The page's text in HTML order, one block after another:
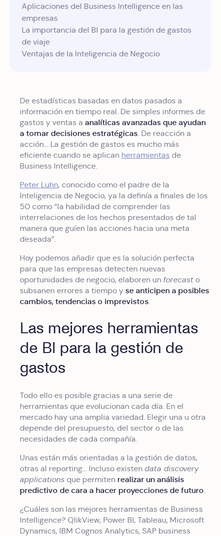
Aplicaciones del Business Intelligence en las
empresas
La importancia del BI para la gestión de gastos
de viaje
Ventajas de la Inteligencia de Negocio
De estadísticas basadas en datos pasados a
información en tiempo real. De simples informes de
gastos y ventas a analíticas avanzadas que ayudan
a tomar decisiones estratégicas. De reacción a
acción... La gestión de gastos es mucho más
eficiente cuando se aplican herramientas de
Business Intelligence.
Peter Luhn, conocido como el padre de la
Inteligencia de Negocio, ya la definía a finales de los
50 como “la habilidad de comprender las
interrelaciones de los hechos presentados de tal
manera que guíen las acciones hacia una meta
deseada”.
Hoy podemos añadir que es la solución perfecta
para que las empresas detecten nuevas
oportunidades de negocio, elaboren un forecast o
subsanen errores a tiempo y se anticipen a posibles
cambios, tendencias o imprevistos.
Las mejores herramientas
de BI para la gestión de
gastos
Todo ello es posible gracias a una serie de
herramientas que evolucionan cada día. En el
mercado hay una amplia variedad. Elegir una u otra
depende del presupuesto, del sector o de las
necesidades de cada compañía.
Unas están más orientadas a la gestión de datos,
otras al reporting… Incluso existen data discovery
applications que permiten realizar un análisis
predictivo de cara a hacer proyecciones de futuro.
¿Cuáles son las mejores herramientas de Business
Intelligence? QlikView, Power BI, Tableau, Microsoft
Dynamics, IBM Cognos Analytics, SAP business